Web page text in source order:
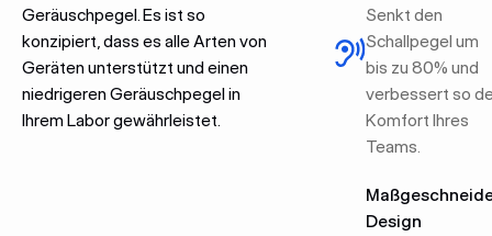
Geräuschpegel. Es ist so
konzipiert, dass es alle Arten von
Geräten unterstützt und einen
niedrigeren Geräuschpegel in
Ihrem Labor gewährleistet.
Senkt den
Schallpegel um
bis zu 80% und
verbessert so
Komfort Ihres
Teams.
Design